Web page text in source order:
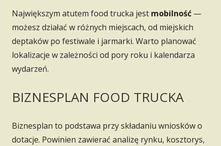
Największym atutem food trucka jest mobilność —
możesz działać w różnych miejscach, od miejskich
deptaków po festiwale i jarmarki. Warto planować
lokalizacje w zależności od pory roku i kalendarza
wydarzeń.
BIZNESPLAN FOOD TRUCKA
Biznesplan to podstawa przy składaniu wniosków o
dotacje. Powinien zawierać analizę rynku, kosztorys,